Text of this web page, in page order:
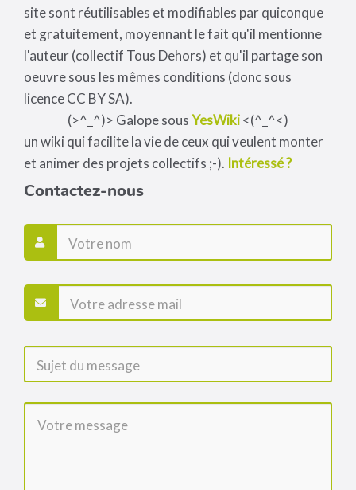
site sont réutilisables et modifiables par quiconque
et gratuitement, moyennant le fait qu'il mentionne
l'auteur (collectif Tous Dehors) et qu'il partage son
oeuvre sous les mêmes conditions (donc sous
licence CC BY SA).
(>^_^)> Galope sousYesWiki<(^_^<)
un wiki qui facilite la vie de ceux qui veulent monter
et animer des projets collectifs ;-). Intéressé ?
Contactez-nous